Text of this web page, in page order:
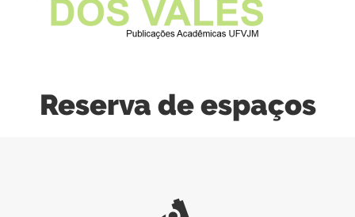
Reserva de espaços